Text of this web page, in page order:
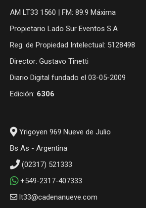
AM LT33 1560 | FM: 89.9 Máxima
Propietario Lado Sur Eventos S.A
Reg. de Propiedad Intelectual: 5128498
Director: Gustavo Tinetti
Diario Digital fundado el 03-05-2009
Edición: 6306
Yrigoyen 969 Nueve de Julio
Bs As - Argentina
(02317) 521333
+549-2317-407333
lt33@cadenanueve.com